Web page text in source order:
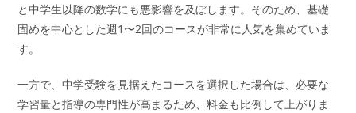
と中学生以降の数学にも悪影響を及ぼします。そのため、基礎
固めを中心とした週1〜2回のコースが非常に人気を集めていま
す。
一方で、中学受験を見据えたコースを選択した場合は、必要な
学習量と指導の専門性が高まるため、料金も比例して上がりま